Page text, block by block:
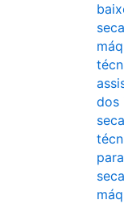
dos